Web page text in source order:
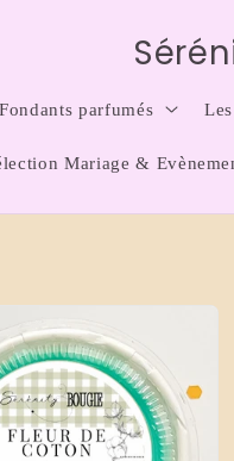
parfumés
Mariage &